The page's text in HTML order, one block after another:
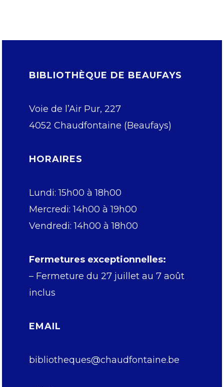
BIBLIOTHÈQUE DE BEAUFAYS
Voie de l’Air Pur, 227
4052 Chaudfontaine (Beaufays)
HORAIRES
Lundi: 15h00 à 18h00
Mercredi: 14h00 à 19h00
Vendredi: 14h00 à 18h00
Fermetures exceptionnelles:
– Fermeture du 27 juillet au 7 août
inclus
EMAIL
bibliotheques@chaudfontaine.be